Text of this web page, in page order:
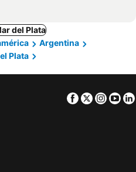
del Plata
Argentina
Plata
Facebook
Twitter